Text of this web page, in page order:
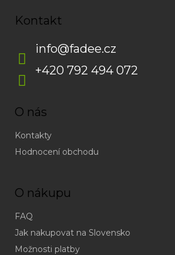
Kontakt
info@fadee.cz
+420 792 494 072
O nás
Kontakty
Hodnocení obchodu
O nákupu
FAQ
Jak nakupovat na Slovensko
Možnosti platby